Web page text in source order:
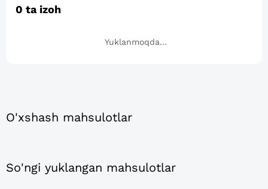
0 ta izoh
Yuklanmoqda...
O'xshash mahsulotlar
So'ngi yuklangan mahsulotlar